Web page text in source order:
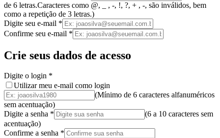
de 6 letras.Caracteres como @, _ , -, !, ?, + , -, são inválidos, bem
como a repetição de 3 letras.)
Digite seu e-mail *
Confirme seu e-mail *
Crie seus dados de acesso
Digite o login *
Utilizar meu e-mail como login
(Mínimo de 6 caracteres alfanuméricos
sem acentuação)
Digite a senha * (6 a 10 caracteres sem
acentuação)
Confirme a senha *